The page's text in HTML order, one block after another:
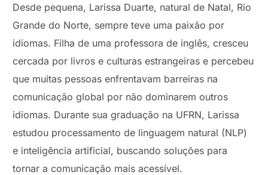
Desde pequena, Larissa Duarte, natural de Natal, Rio
Grande do Norte, sempre teve uma paixão por
idiomas. Filha de uma professora de inglês, cresceu
cercada por livros e culturas estrangeiras e percebeu
que muitas pessoas enfrentavam barreiras na
comunicação global por não dominarem outros
idiomas. Durante sua graduação na UFRN, Larissa
estudou processamento de linguagem natural (NLP)
e inteligência artificial, buscando soluções para
tornar a comunicação mais acessível.